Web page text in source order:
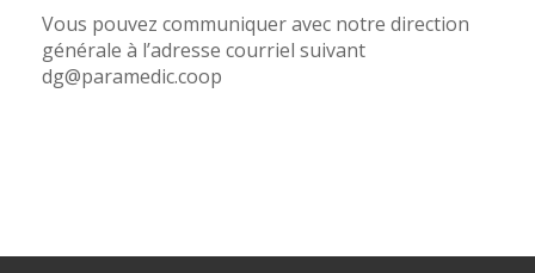
Vous pouvez communiquer avec notre direction
générale à l’adresse courriel suivant
dg@paramedic.coop